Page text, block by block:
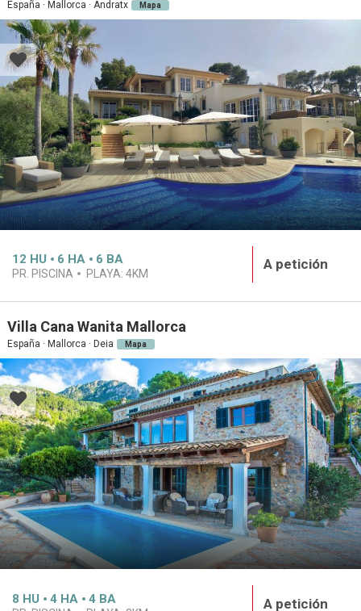
España · Mallorca · Andratx Mapa
12 HU 6 HA 6 BA
PR. PISCINA PLAYA: 4KM
A petición
Villa Cana Wanita Mallorca
España · Mallorca · Deia Mapa
8 HU 4 HA 4 BA A petición